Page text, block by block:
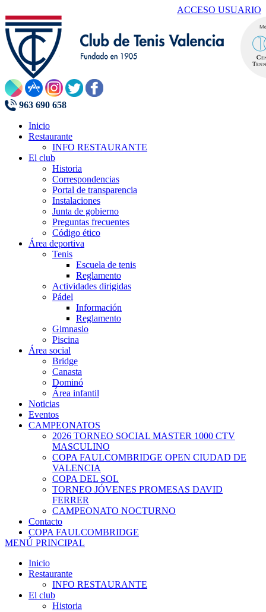
ACCESO USUARIO
963 690 658
Inicio
Restaurante
INFO RESTAURANTE
El club
Historia
Correspondencias
Portal de transparencia
Instalaciones
Junta de gobierno
Preguntas frecuentes
Código ético
Área deportiva
Tenis
Escuela de tenis
Reglamento
Actividades dirigidas
Pádel
Información
Reglamento
Gimnasio
Piscina
Área social
Bridge
Canasta
Dominó
Área infantil
Noticias
Eventos
CAMPEONATOS
2026 TORNEO SOCIAL MASTER 1000 CTV
MASCULINO
COPA FAULCOMBRIDGE OPEN CIUDAD DE
VALENCIA
COPA DEL SOL
TORNEO JÓVENES PROMESAS DAVID
FERRER
CAMPEONATO NOCTURNO
Contacto
COPA FAULCOMBRIDGE
MENÚ PRINCIPAL
Inicio
Restaurante
INFO RESTAURANTE
El club
Historia